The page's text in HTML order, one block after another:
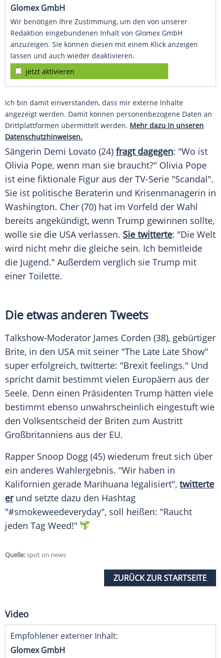
Glomex GmbH
Wir benötigen Ihre Zustimmung, um den von unserer
Redaktion eingebundenen Inhalt von Glomex GmbH
anzuzeigen. Sie können diesen mit einem Klick anzeigen
lassen und auch wieder deaktivieren.
jetzt aktivieren
Ich bin damit einverstanden, dass mir externe Inhalte
angezeigt werden. Damit können personenbezogene Daten an
Drittplattformen übermittelt werden. Mehr dazu in unseren
Datenschutzhinweisen.
Sängerin Demi Lovato (24) fragt dagegen: "Wo ist
Olivia Pope, wenn man sie braucht?" Olivia Pope
ist eine fiktionale Figur aus der TV-Serie "Scandal".
Sie ist politische Beraterin und Krisenmanagerin in
Washington. Cher (70) hat im Vorfeld der Wahl
bereits angekündigt, wenn Trump gewinnen sollte,
wolle sie die USAverlassen. Sie twitterte: "Die Welt
wird nicht mehr die gleiche sein. Ich bemitleide
die Jugend." Außerdem verglich sie Trump mit
einer Toilette.
Die etwas anderen Tweets
Talkshow-Moderator James Corden (38), gebürtiger
Brite, in den USAmit seiner "The Late Late Show"
super erfolgreich, twitterte: "Brexit feelings." Und
spricht damit bestimmt vielen Europäern aus der
Seele. Denn einen Präsidenten Trump hätten viele
bestimmt ebenso unwahrscheinlich eingestuft wie
den Volksentscheid der Briten zum Austritt
Großbritanniens aus der EU.
Rapper Snoop Dogg (45) wiederum freut sich über
ein anderes Wahlergebnis. "Wir haben in
Kalifornien gerade Marihuana legalisiert", twitterte
erund setzte dazu den Hashtag
"#smokeweedeveryday", soll heißen: "Raucht
jeden Tag Weed!"
Quelle:spot on news
ZURÜCK ZUR STARTSEITE
Video
Empfohlener externer Inhalt:
Glomex GmbH